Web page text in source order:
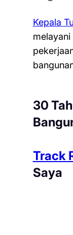
Kepala
30
Track
Saya